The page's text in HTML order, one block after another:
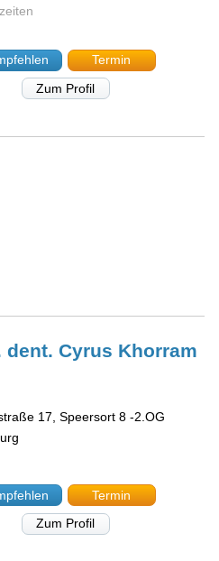
Termin
Zum Profil
dent. Cyrus Khorram
17, Speersort 8 -2.OG
Termin
Zum Profil